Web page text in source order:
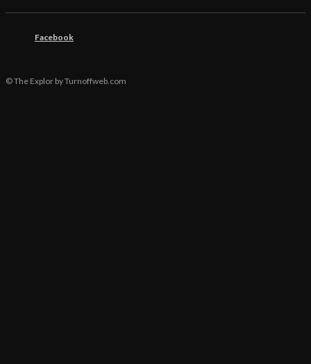
Facebook
© The Explor by Turnoffweb.com